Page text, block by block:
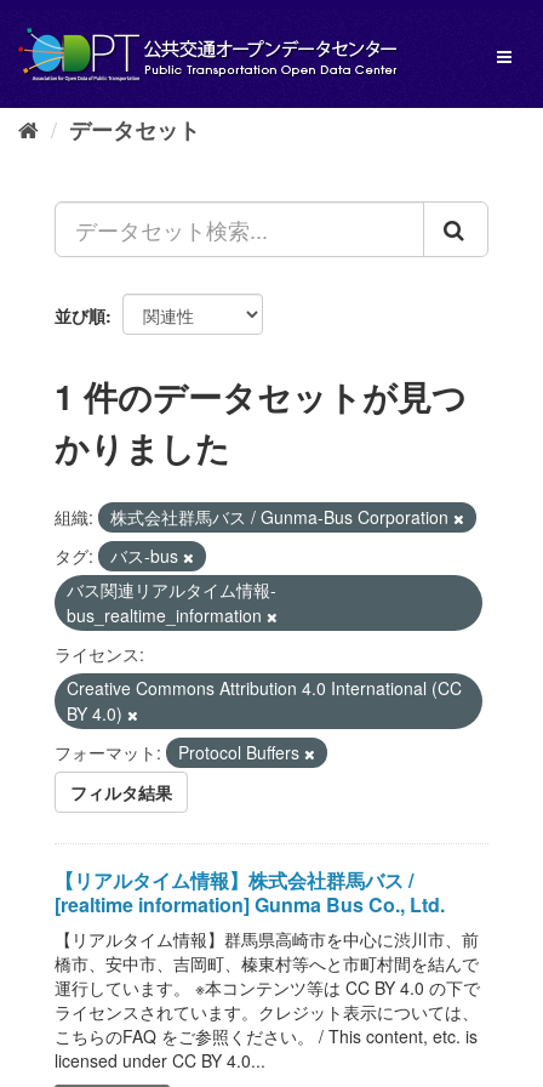
し
データセット
並び順
1 件のデータセットが見つ
かりました
組織:
株式会社群馬バス / Gunma-Bus Corporation
タグ:
バス-bus
バス関連リアルタイム情報-
bus_realtime_information
ライセンス:
Creative Commons Attribution 4.0 International (CC
BY 4.0)
フォーマット:
Protocol Buffers
フィルタ結果
【リアルタイム情報】株式会社群馬バス /
[realtime information] Gunma Bus Co., Ltd.
【リアルタイム情報】群馬県高崎市を中心に渋川市、前
橋市、安中市、吉岡町、榛東村等へと市町村間を結んで
運行しています。 ※本コンテンツ等は CC BY 4.0 の下で
ライセンスされています。クレジット表示については、
こちらのFAQ をご参照ください。 / This content, etc. is
licensed under CC BY 4.0...